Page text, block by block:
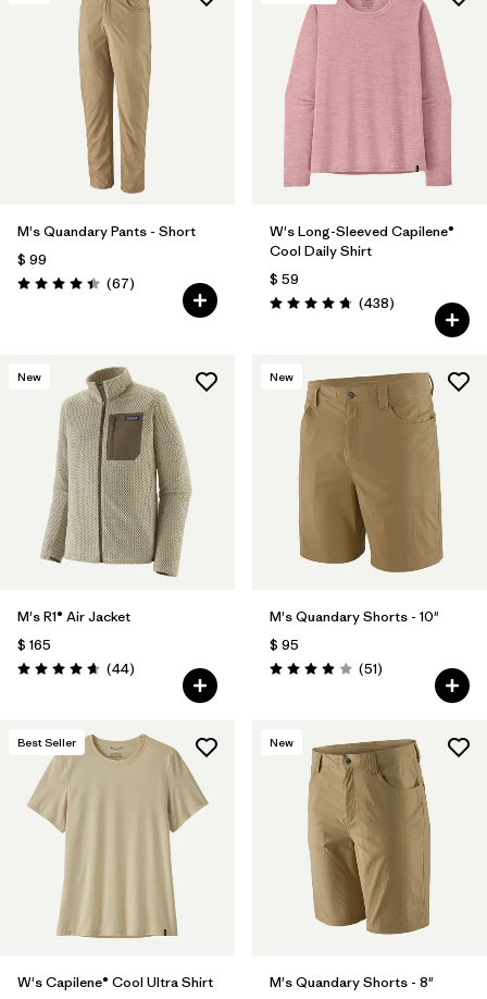
M's Quandary Pants - Short
$ 99
Valoración: 4.4 / 5
(67Comentarios
)
W's Long-Sleeved Capilene®
Cool Daily Shirt
$ 59
Valoración: 4.7 / 5
(438Comentarios
)
New
M's R1® Air Jacket
$ 165
Valoración: 4.7 / 5
(44Comentarios
)
New
M's Quandary Shorts - 10"
$ 95
Valoración: 3.9 / 5
(51Comentarios
)
Best Seller
W's Capilene® Cool Ultra Shirt
New
M's Quandary Shorts - 8"